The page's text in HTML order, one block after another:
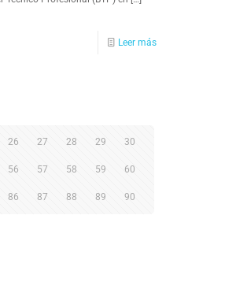
Leer más
26 27 28 29 30
56 57 58 59 60
86 87 88 89 90